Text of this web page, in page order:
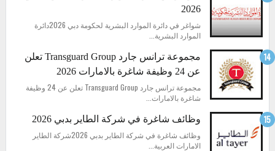
2026
شواغر في دائرة الموارد البشرية لحكومة دبي 2026دائرة
الموارد البشرية...
مجموعة ترانس جارد Transguard Group تعلن
عن 24 وظيفة شاغرة بالامارات 2026
مجموعة ترانس جارد Transguard Group تعلن عن 24 وظيفة
شاغرة بالامارات...
وظائف شاغرة في شركة الطاير بدبي 2026
وظائف شاغرة في شركة الطاير بدبي 2026شركة الطاير
الامارات العربية...